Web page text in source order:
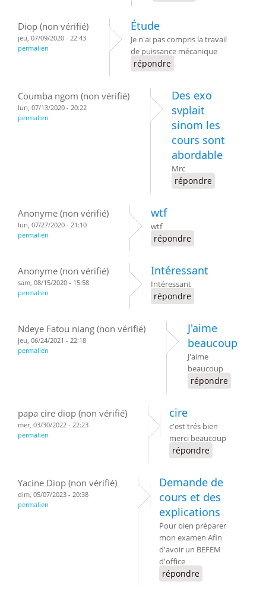
Diop (non vérifié)
jeu, 07/09/2020 - 22:43
permalien
Étude
Je n'ai pas compris la travail
de puissance mécanique
répondre
Coumba ngom (non vérifié)
lun, 07/13/2020 - 20:22
permalien
Des exo
svplait
sinom les
cours sont
abordable
Mrc
répondre
Anonyme (non vérifié)
lun, 07/27/2020 - 21:10
permalien
wtf
wtf
répondre
Anonyme (non vérifié)
sam, 08/15/2020 - 15:58
permalien
Intéressant
Intéressant
répondre
Ndeye Fatou niang (non vérifié)
jeu, 06/24/2021 - 22:18
permalien
J'aime
beaucoup
J'aime
beaucoup
répondre
papa cire diop (non vérifié)
mer, 03/30/2022 - 22:23
permalien
cire
c'est trés bien
merci beaucoup
répondre
Yacine Diop (non vérifié)
dim, 05/07/2023 - 20:38
permalien
Demande de
cours et des
explications
Pour bien préparer
mon examen Afin
d'avoir un BEFEM
d'office
répondre